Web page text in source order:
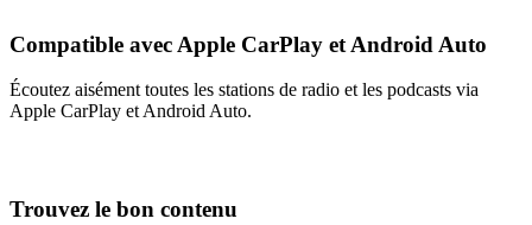
Compatible avec Apple CarPlay et Android Auto
Écoutez aisément toutes les stations de radio et les podcasts via
Apple CarPlay et Android Auto.
Trouvez le bon contenu